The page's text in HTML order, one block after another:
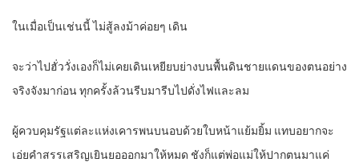
ในเมื่อเป็นเช่นนี้ ไม่สู้ลงม้าค่อยๆ เดิน
จะว่าไปฮั่ววั่งเองก็ไม่เคยเดินเหยียบย่างบนพื้นดินชายแดนของตนอย่าง
จริงจังมาก่อน ทุกครั้งล้วนรีบมารีบไปดั่งไฟและลม
ผู้ควบคุมรัฐแต่ละแห่งเคารพนบนอบด้วยใบหน้าแย้มยิ้ม แทบอยากจะ
เอ่ยคำสรรเสริญเยินยอออกมาให้หมด ชังก็แต่พ่อแม่ให้ปากตนมาแค่